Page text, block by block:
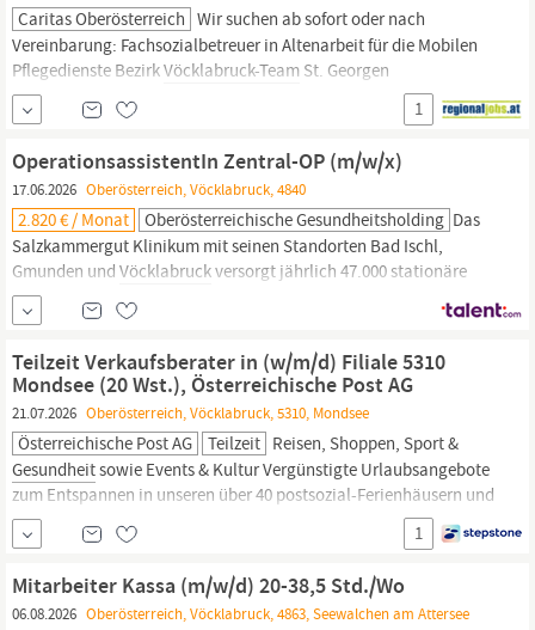
Caritas Oberösterreich Wir suchen ab sofort oder nach
Vereinbarung: Fachsozialbetreuer in Altenarbeit für die Mobilen
Pflegedienste BezirkVöcklabruck-Team St. Georgen
Beschäftigungsausmaß: Voll- und Teilzeit Dienstort: 4880 St.
Georgen im Attergau Aufgaben: Durchführung von pflegerischen
Maßnahmen nach Anordnung und unter Aufsicht des gehobenen
Dienstes
1
OperationsassistentIn Zentral-OP (m/w/x)
17.06.2026 Oberösterreich, Vöcklabruck, 4840
2.820 € / Monat Oberösterreichische Gesundheitsholding Das
Salzkammergut Klinikum mit seinen Standorten Bad Ischl,
Gmunden und Vöcklabruckversorgt jährlich 47.000 stationäre
und rund 515.000 ambulante Patientinnen und Patienten. Mit
mehr als 1.000 Betten zählt das Salzkammergut Klinikum zu den
größten Krankenanstalten Österreichs. Verstärken Sie unser Team
und arbeiten Sie
Teilzeit Verkaufsberater in (w/m/d) Filiale 5310
Mondsee (20 Wst.), Österreichische Post AG
21.07.2026 Oberösterreich, Vöcklabruck, 5310, Mondsee
Österreichische Post AG Teilzeit Reisen, Shoppen, Sport &
Gesundheitsowie Events & Kultur Vergünstigte Urlaubsangebote
zum Entspannen in unseren über 40 postsozial-Ferienhäusern und
Partnerhotels JOKR1 AT, Mit Berufserfahrung, Vertrieb und
Verkauf | Verkaufsberatung, Gross- und Einzelhandel, Feste
1
Mitarbeiter Kassa (m/w/d) 20-38,5 Std./Wo
06.08.2026 Oberösterreich, Vöcklabruck, 4863, Seewalchen am Attersee